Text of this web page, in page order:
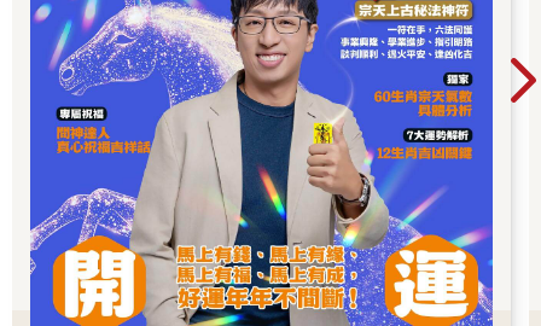
瑤池金母的分靈，我認出多位：蓮慈上師、蓮花春蓮教授師、蓮
花又禎、蓮花素明等等。
我個人覺得，諸尊的分靈，當然很尊貴。但分靈如草，遍佈大
地，分靈如月，水中映現。佛國淨土是化城，分靈也是一種幻化
而已。
知道自己是分靈，那就更要步步為營，戰戰兢兢，要正法、正
知、正見、正念，好好修持，好好弘法，要知分靈幻身如聚沫，
心神被物纏，一樣六道去輪迴！
草頭神！如果被污染。
草頭神！如果墮落。
一朝被火燃！
永劫更無煙！